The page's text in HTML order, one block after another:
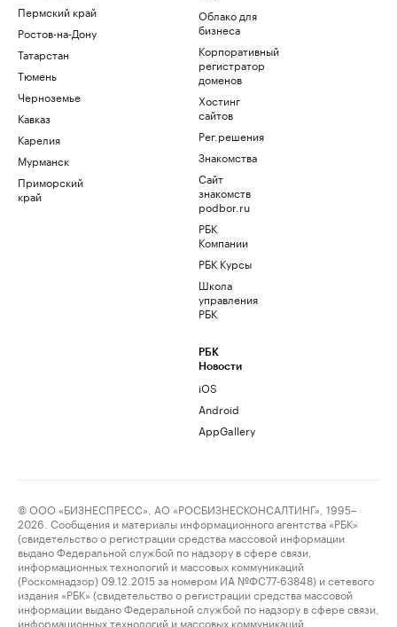
Пермский край
Ростов-на-Дону
Татарстан
Тюмень
Черноземье
Кавказ
Карелия
Мурманск
Приморский
край
Облако для
бизнеса
Корпоративный
регистратор
доменов
Хостинг
сайтов
Рег.решения
Знакомства
Сайт
знакомств
podbor.ru
РБК
Компании
РБК Курсы
Школа
управления
РБК
РБК
Новости
iOS
Android
AppGallery
© ООО «БИЗНЕСПРЕСС», АО «РОСБИЗНЕСКОНСАЛТИНГ», 1995–
2026. Сообщения и материалы информационного агентства «РБК»
(свидетельство о регистрации средства массовой информации
выдано Федеральной службой по надзору в сфере связи,
информационных технологий и массовых коммуникаций
(Роскомнадзор) 09.12.2015 за номером ИА №ФС77-63848) и сетевого
издания «РБК» (свидетельство о регистрации средства массовой
информации выдано Федеральной службой по надзору в сфере связи,
информационных технологий и массовых коммуникаций